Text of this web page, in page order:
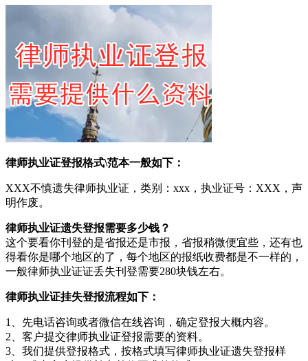
律师执业证登报格式\范本一般如下：
XXX不慎遗失律师执业证，类别：xxx，执业证号：XXX，声
明作废。
律师执业证遗失登报需要多少钱？
这个要看你刊登的是省报还是市报，省报稍微便宜些，还有也
得看你是哪个地区的了，每个地区的报纸收费都是不一样的，
一般律师执业证证丢失刊登需要280块钱左右。
律师执业证挂失登报流程如下：
1、先电话咨询或者微信在线咨询，确定登报大概内容。
2、客户提交律师执业证登报需要的资料。
3、我们提供登报格式，按格式填写律师执业证遗失登报样